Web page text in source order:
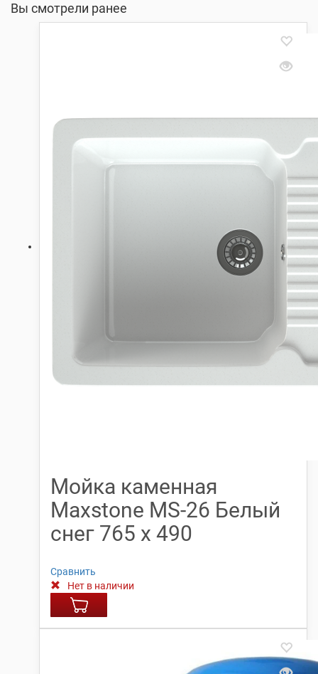
Вы смотрели ранее
Мойка каменная
Maxstone МS-26 Белый
снег 765 х 490
Сравнить
Нет в наличии